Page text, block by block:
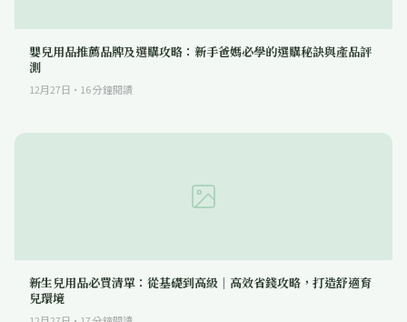
嬰兒用品推薦品牌及選購攻略：新手爸媽必學的選購秘訣與產品評
測
12月27日 · 16分鐘閱讀
新生兒用品必買清單：從基礎到高級｜高效省錢攻略，打造舒適育
兒環境